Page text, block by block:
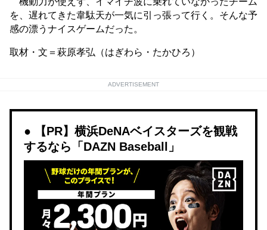
を、遅れてきた韋駄天が一気に引っ張って行く。そんな予
感の漂うナイスゲームだった。
取材・文＝萩原孝弘（はぎわら・たかひろ）
ADVERTISEMENT
【PR】横浜DeNAベイスターズを観戦
するなら「DAZN Baseball」